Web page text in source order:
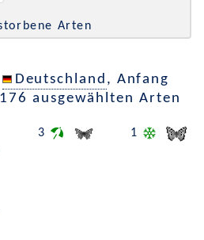
Arten
Deutschland , Anfang
ausgewählten Arten
3 1